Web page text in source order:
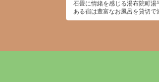
石畳に情緒を感じる湯布院町湯
ある宿は豊富なお風呂を貸切で
ます。九州八十八湯にも認定さ